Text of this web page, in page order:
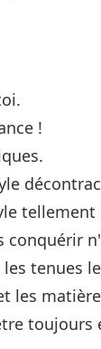
!
tellement
conquérir
tenues
les